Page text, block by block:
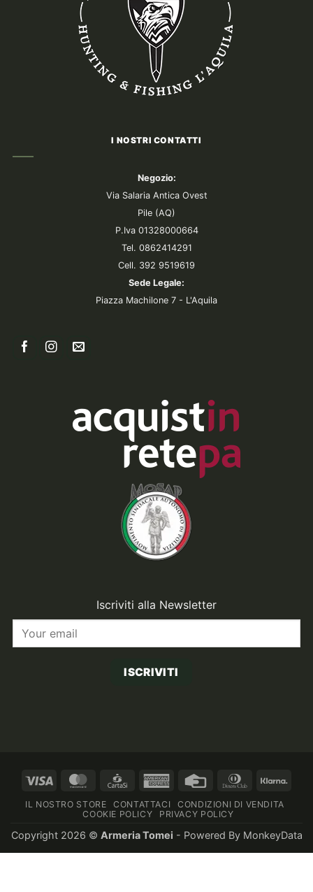
I NOSTRI CONTATTI
Negozio:
Via Salaria Antica Ovest
Pile (AQ)
P.Iva 01328000664
Tel. 0862414291
Cell. 392 9519619
Sede Legale:
Piazza Machilone 7 - L'Aquila
Iscriviti alla Newsletter
ISCRIVITI
Visa MasterCardCartaSi
American Credit
Dinners
IL NOSTRO STORE CONTATTACI
CONDIZIONI DI VENDITA
COOKIE POLICY
PRIVACY POLICY
Copyright 2026 © Armeria Tomei - Powered By MonkeyData